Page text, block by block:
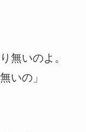
無いのよ。
いの」